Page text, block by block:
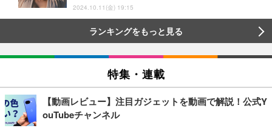
2024.10.11(金) 19:15
ランキングをもっと見る
特集・連載
【動画レビュー】注目ガジェットを動画で解説！公式Y
ouTubeチャンネル